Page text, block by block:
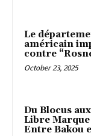
Le
américain
contre
October 23, 2025
Du Blocus
Libre Marque
Entre Bakou